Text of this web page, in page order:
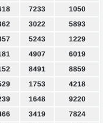
7233
1050
3022
5893
5243
1229
4907
6019
8491
8859
1753
4218
1648
9220
3419
7824